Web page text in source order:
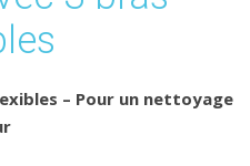
– Pour un nettoyage